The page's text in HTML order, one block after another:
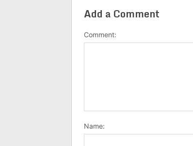
Add a Comment
Comment:
Name: